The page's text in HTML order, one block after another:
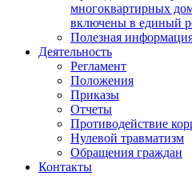
многоквартирных
включены в единый
Полезная
Деятельность
Регламент
Положения
Приказы
Отчеты
Противодействие
Нулевой травматизм
Обращения граждан
Контакты